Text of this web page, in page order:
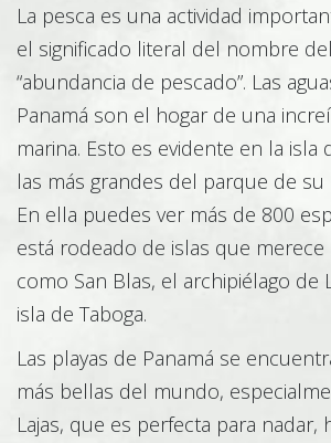
Silvicultura
Horticultura
Mecánica
Paisajismo / jardinería
La pesca es una actividad
el significado literal del nombre
“abundancia de pescado”. Las
Panamá son el hogar de una
marina. Esto es evidente en la isla
las más grandes del parque de
En ella puedes ver más de 800
está rodeado de islas que merece
como San Blas, el archipiélago de
isla de Taboga.
Las playas de Panamá se
más bellas del mundo,
Lajas, que es perfecta para nadar,